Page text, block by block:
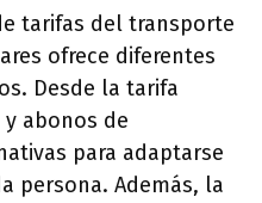
tarifas del transporte
ofrece diferentes
Desde la tarifa
abonos de
para adaptarse
persona. Además, la